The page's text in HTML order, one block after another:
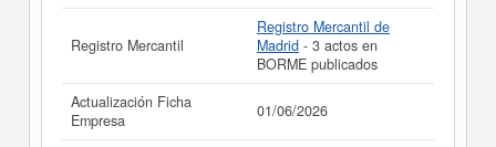
Registro Mercantil
Registro Mercantil de
Madrid - 3 actos en
BORME publicados
Actualización Ficha
Empresa
01/06/2026